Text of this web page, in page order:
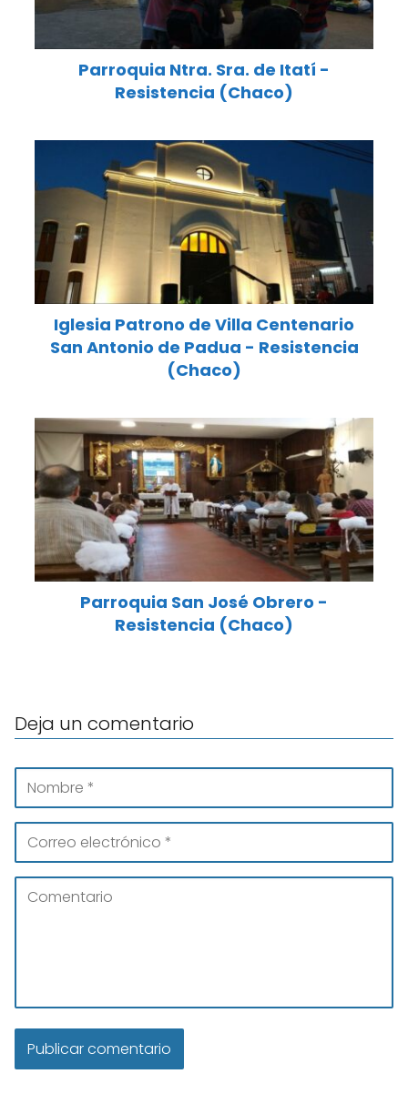
Parroquia Ntra. Sra. de Itatí -
Resistencia (Chaco)
Iglesia Patrono de Villa Centenario
San Antonio de Padua - Resistencia
(Chaco)
Parroquia San José Obrero -
Resistencia (Chaco)
Deja un comentario